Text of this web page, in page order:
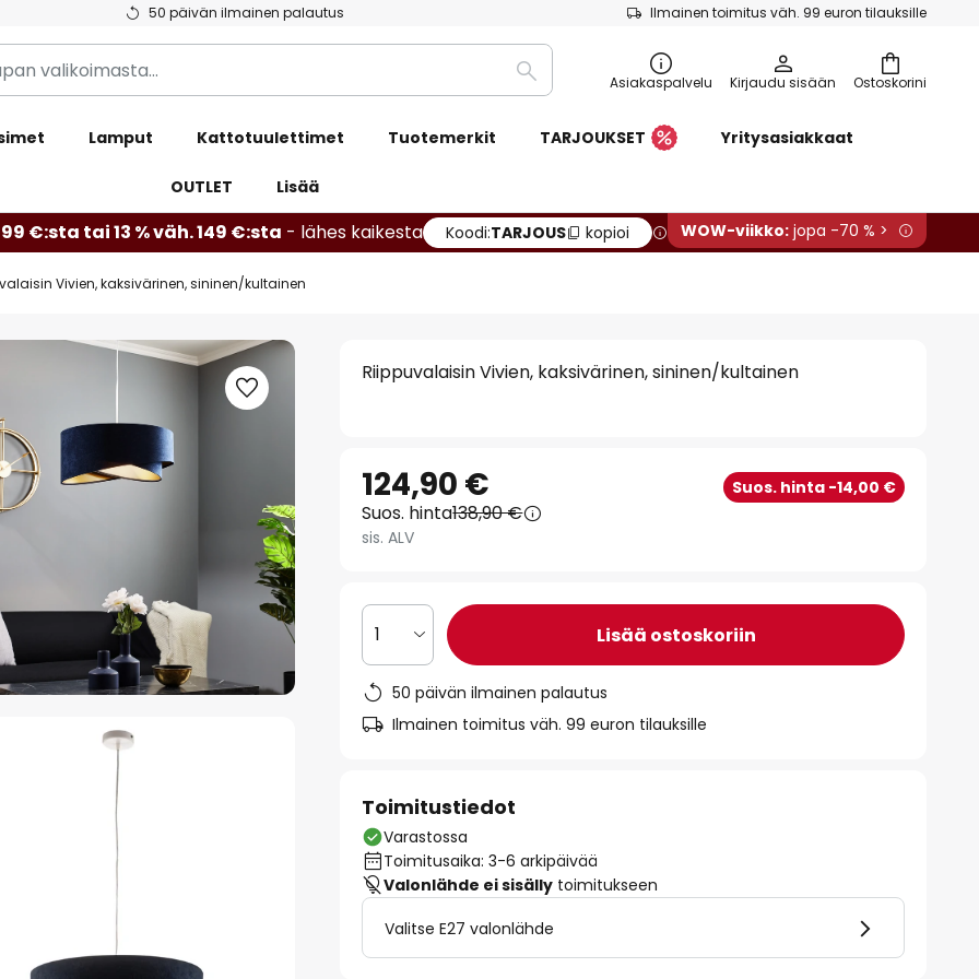
50 päivän ilmainen palautus Ilmainen toimitus väh. 99 euron tilauksille
Ostoskorini
Etsi Asiakaspalvelu Kirjaudu sisään
Lamput Kattotuulettimet Tuotemerkit TARJOUKSET Yritysasiakkaat
OUTLET Lisää
€:sta tai 13 % väh. 149 €:sta - lähes kaikesta Koodi:TARJOUS kopioi WOW-viikko: jopa -70 % >
Vivien, kaksivärinen, sininen/kultainen
Riippuvalaisin Vivien, kaksivärinen, sininen/kultainen
124,90 € Suos. hinta -14,00 €
Suos. hinta138,90 €
sis. ALV
1 Lisää ostoskoriin
50 päivän ilmainen palautus
Ilmainen toimitus väh. 99 euron tilauksille
Toimitustiedot
Varastossa
Toimitusaika: 3-6 arkipäivää
Valonlähde ei sisälly toimitukseen
Valitse E27 valonlähde